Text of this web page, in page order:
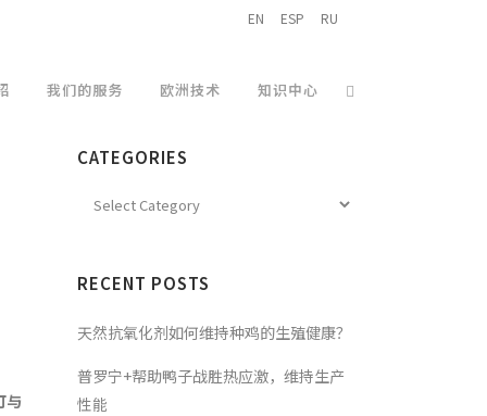
EN ESP RU
我们的服务 欧洲技术 知识中心
与
CATEGORIES
RECENT POSTS
天然抗氧化剂如何维持种鸡的生殖健康？
普罗宁+帮助鸭子战胜热应激，维持生产
性能